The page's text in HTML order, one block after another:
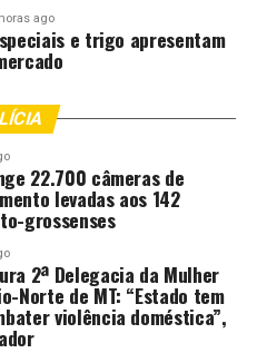
ago
e trigo apresentam
22.700 câmeras de
levadas aos 142
grossenses
2ª Delegacia da Mulher
Norte de MT: “Estado tem
violência doméstica”,